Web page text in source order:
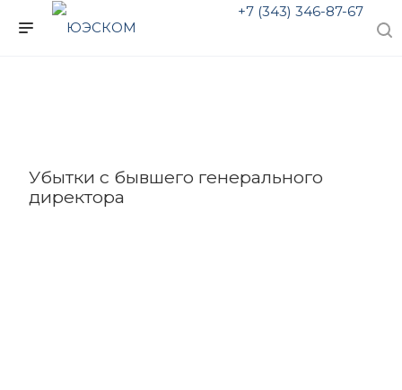
+7 (343) 346-87-67
Убытки с бывшего генерального
директора